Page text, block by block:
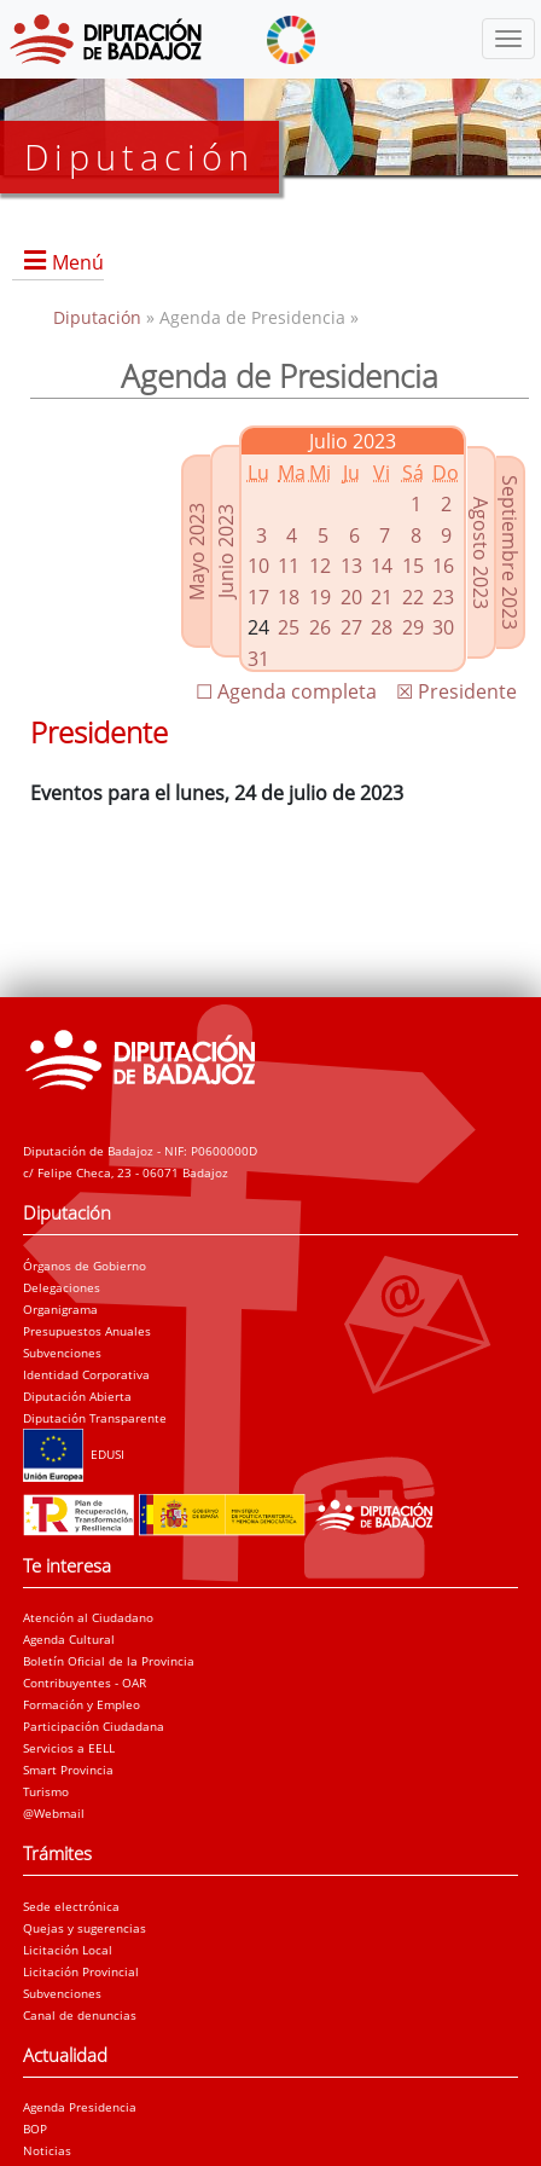
Diputación
Menú
Presidencia
Enlaces relacionados
Agenda de Presidencia
Plenos provinciales y Juntas de gobierno
Oficina de Proyectos Europeos
Diputación » Agenda de Presidencia »
Agenda de Presidencia
Mayo 2023Junio 2023
Julio 2023
Lu Ma Mi Ju Vi Sá Do
1
2
3
4 5 6 7 8
9
10 11 12 13 14 15 16
17 18 19 20 21 22 23
24 25 26 27 28 29 30
31
Septiembre 2023
Agosto 2023
☒ Presidente
☐ Agenda completa
Presidente
Eventos para el lunes, 24 de julio de 2023
Diputación de Badajoz - NIF: P0600000D
c/ Felipe Checa, 23 - 06071 Badajoz
Diputación
Órganos de Gobierno
Delegaciones
Organigrama
Presupuestos Anuales
Subvenciones
Identidad Corporativa
Diputación Abierta
Diputación Transparente
EDUSI
Te interesa
Atención al Ciudadano
Agenda Cultural
Boletín Oficial de la Provincia
Contribuyentes - OAR
Formación y Empleo
Participación Ciudadana
Servicios a EELL
Smart Provincia
Turismo
@Webmail
Trámites
Sede electrónica
Quejas y sugerencias
Licitación Local
Licitación Provincial
Subvenciones
Canal de denuncias
Actualidad
Agenda Presidencia
BOP
Noticias